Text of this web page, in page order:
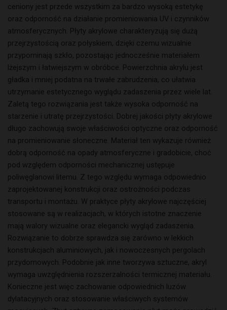
ceniony jest przede wszystkim za bardzo wysoką estetykę
oraz odporność na działanie promieniowania UV i czynników
atmosferycznych. Płyty akrylowe charakteryzują się dużą
przejrzystością oraz połyskiem, dzięki czemu wizualnie
przypominają szkło, pozostając jednocześnie materiałem
lżejszym i łatwiejszym w obróbce. Powierzchnia akrylu jest
gładka i mniej podatna na trwałe zabrudzenia, co ułatwia
utrzymanie estetycznego wyglądu zadaszenia przez wiele lat.
Zaletą tego rozwiązania jest także wysoka odporność na
starzenie i utratę przejrzystości. Dobrej jakości płyty akrylowe
długo zachowują swoje właściwości optyczne oraz odporność
na promieniowanie słoneczne. Materiał ten wykazuje również
dobrą odporność na opady atmosferyczne i gradobicie, choć
pod względem odporności mechanicznej ustępuje
poliwęglanowi litemu. Z tego względu wymaga odpowiednio
zaprojektowanej konstrukcji oraz ostrożności podczas
transportu i montażu. W praktyce płyty akrylowe najczęściej
stosowane są w realizacjach, w których istotne znaczenie
mają walory wizualne oraz elegancki wygląd zadaszenia.
Rozwiązanie to dobrze sprawdza się zarówno w lekkich
konstrukcjach aluminiowych, jak i nowoczesnych pergolach
przydomowych. Podobnie jak inne tworzywa sztuczne, akryl
wymaga uwzględnienia rozszerzalności termicznej materiału.
Konieczne jest więc zachowanie odpowiednich luzów
dylatacyjnych oraz stosowanie właściwych systemów